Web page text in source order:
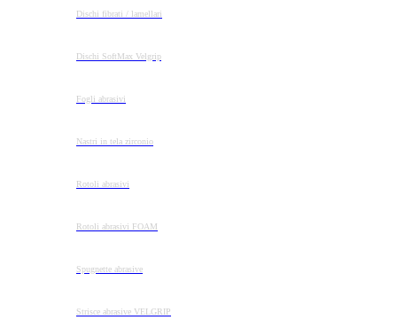
Dischi fibrati / lamellari
Dischi SoftMax Velgrip
Fogli abrasivi
Nastri in tela zirconio
Rotoli abrasivi
Rotoli abrasivi FOAM
Spugnette abrasive
Strisce abrasive VELGRIP